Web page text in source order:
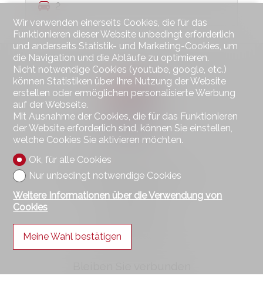
2
Kontaktieren Sie uns
Wohnen im Seeland Immobilien GmbH
Hauptstrasse 49
2560 Nidau
Fax 032 323 01 06
wohnen@imseeland.ch
Wir verwenden einerseits Cookies, die für das
Funktionieren dieser Website unbedingt erforderlich
und anderseits Statistik- und Marketing-Cookies, um
die Navigation und die Abläufe zu optimieren.
Nicht notwendige Cookies (youtube, google, etc.)
können Statistiken über Ihre Nutzung der Website
erstellen oder ermöglichen personalisierte Werbung
auf der Webseite.
Mit Ausnahme der Cookies, die für das Funktionieren
der Website erforderlich sind, können Sie einstellen,
welche Cookies Sie aktivieren möchten.
Ok, für alle Cookies
Nur unbedingt notwendige Cookies
Weitere Informationen über die Verwendung von
Cookies
Meine Wahl bestätigen